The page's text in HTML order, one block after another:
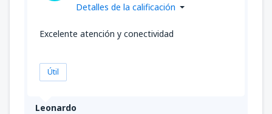
Leonardo
Detalles de la calificación
Excelente atención y conectividad
Útil